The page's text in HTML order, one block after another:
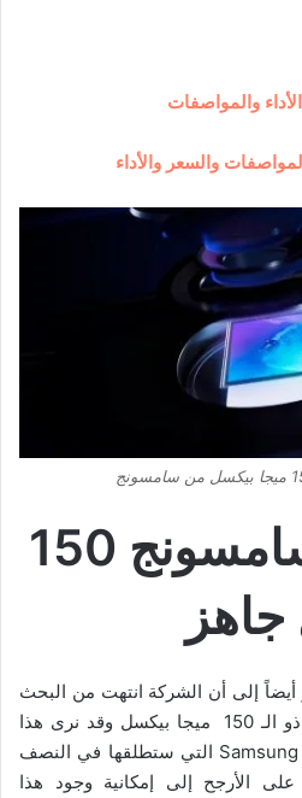
150
أيضاً إلى أن الشركة انتهت من البحث
والتطوير لمستشعرها القادم ذو الـ 150 ميجا بيكسل وقد نرى هذا
المستشعر الجديد في هواتف Samsung التي ستطلقها في النصف
الأرجح إلى إمكانية وجود هذا